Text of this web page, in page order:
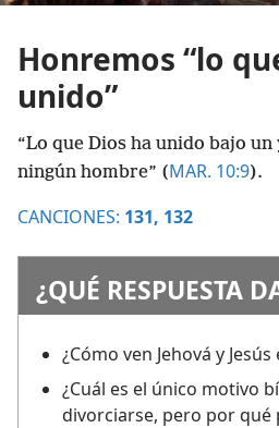
Honremos “lo
unido”
“Lo que Dios ha unido bajo
ningún hombre” (MAR. 10:9).
CANCIONES: 131, 132
¿QUÉ RESPUESTA
¿Cómo ven Jehová y
¿Cuál es el único motivo
divorciarse, pero por qué